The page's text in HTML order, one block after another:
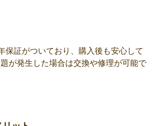
保証がついており、購入後も安心して
が発生した場合は交換や修理が可能で